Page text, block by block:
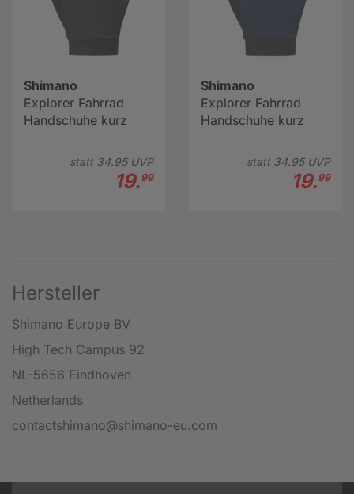
Shimano
Explorer Fahrrad
Handschuhe kurz
statt 34.95UVP
19.99
Shimano
Explorer Fahrrad
Handschuhe kurz
statt 34.95UVP
19.99
Hersteller
Shimano Europe BV
High Tech Campus 92
NL-5656 Eindhoven
Netherlands
contactshimano@shimano-eu.com